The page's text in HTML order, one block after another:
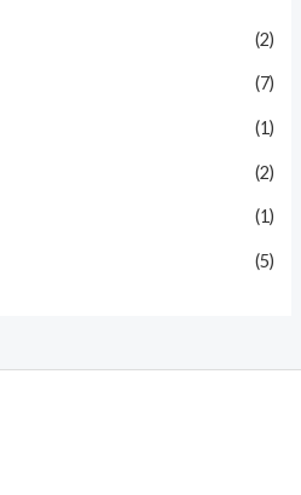
(2)
(7)
(1)
(2)
(1)
(5)